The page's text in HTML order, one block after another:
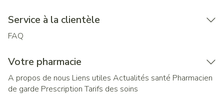
Service à la clientèle
FAQ
Votre pharmacie
A propos de nous Liens utiles Actualités santé Pharmacien
de garde Prescription Tarifs des soins